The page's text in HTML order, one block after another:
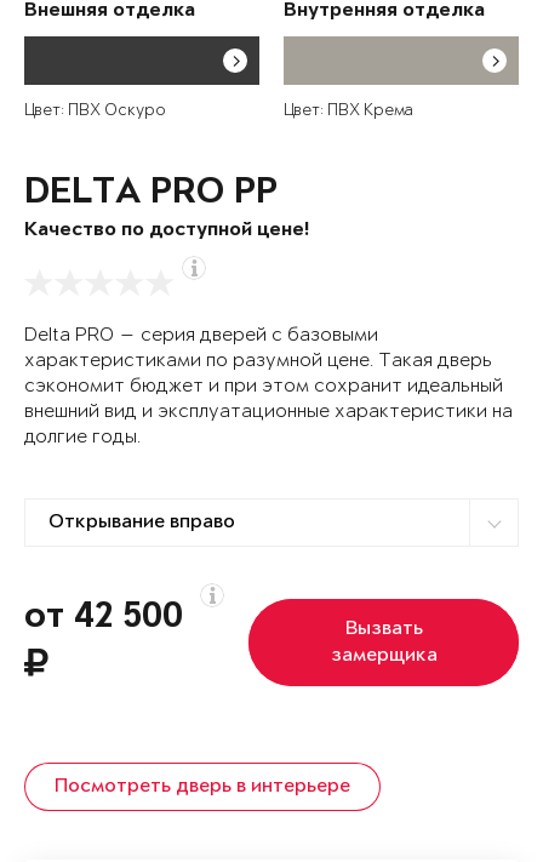
Внешняя отделка
Цвет: ПВХ Оскуро
Внутренняя отделка
Цвет: ПВХ Крема
DELTA PRO PP
Качество по доступной цене!
Delta PRO — серия дверей с базовыми
характеристиками по разумной цене. Такая дверь
сэкономит бюджет и при этом сохранит идеальный
внешний вид и эксплуатационные характеристики на
долгие годы.
от 42 500
Вызвать
замерщика
Посмотреть дверь в интерьере